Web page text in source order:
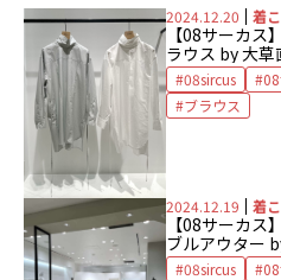
2024.12.20 着
【08サーカ
ラウス by 大草
08sircus
ブラウス
2024.12.19 着
【08サーカス
ブルアウター
08sircus